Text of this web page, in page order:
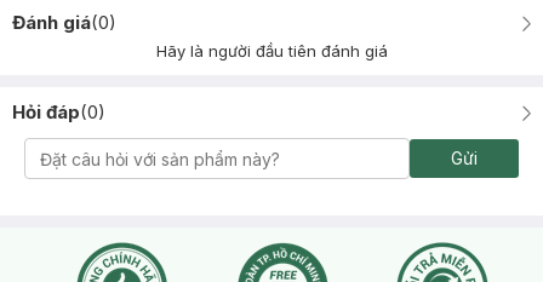
Đánh giá(0)
Hãy là người đầu tiên đánh giá
Hỏi đáp(0)
Gửi